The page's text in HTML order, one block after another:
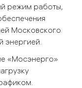
режим работы,
Московского
энергией.
«Мосэнерго»